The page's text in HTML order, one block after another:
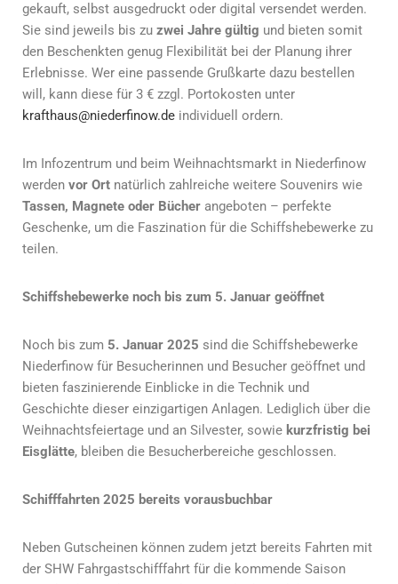
gekauft, selbst ausgedruckt oder digital versendet werden.
Sie sind jeweils bis zu zwei Jahre gültig und bieten somit
den Beschenkten genug Flexibilität bei der Planung ihrer
Erlebnisse. Wer eine passende Grußkarte dazu bestellen
will, kann diese für 3 € zzgl. Portokosten unter
krafthaus@niederfinow.de individuell ordern.
Im Infozentrum und beim Weihnachtsmarkt in Niederfinow
werden vor Ort natürlich zahlreiche weitere Souvenirs wie
Tassen, Magnete oder Bücher angeboten – perfekte
Geschenke, um die Faszination für die Schiffshebewerke zu
teilen.
Schiffshebewerke noch bis zum 5. Januar geöffnet
Noch bis zum 5. Januar 2025 sind die Schiffshebewerke
Niederfinow für Besucherinnen und Besucher geöffnet und
bieten faszinierende Einblicke in die Technik und
Geschichte dieser einzigartigen Anlagen. Lediglich über die
Weihnachtsfeiertage und an Silvester, sowie kurzfristig bei
Eisglätte, bleiben die Besucherbereiche geschlossen.
Schifffahrten 2025 bereits vorausbuchbar
Neben Gutscheinen können zudem jetzt bereits Fahrten mit
der SHW Fahrgastschifffahrt für die kommende Saison